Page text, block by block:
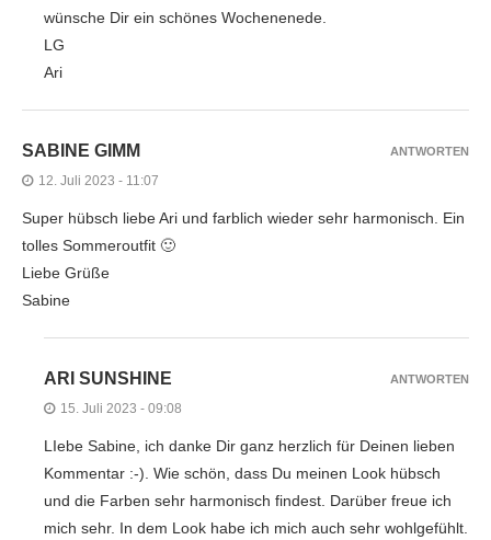
wünsche Dir ein schönes Wochenenede.
LG
Ari
SABINE GIMM
12. Juli 2023 - 11:07
Super hübsch liebe Ari und farblich wieder sehr harmonisch. Ein
tolles Sommeroutfit 🙂
Liebe Grüße
Sabine
ANTWORTEN
ARI SUNSHINE
15. Juli 2023 - 09:08
LIebe Sabine, ich danke Dir ganz herzlich für Deinen lieben
Kommentar :-). Wie schön, dass Du meinen Look hübsch
und die Farben sehr harmonisch findest. Darüber freue ich
mich sehr. In dem Look habe ich mich auch sehr wohlgefühlt.
ANTWORTEN